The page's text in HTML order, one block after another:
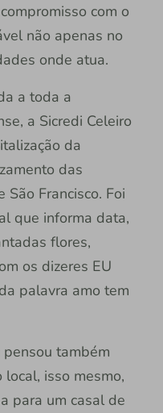
com o
não apenas no
onde atua.
a toda a
a Sicredi Celeiro
da
das
Francisco. Foi
que informa data,
flores,
os dizeres EU
palavra amo tem
também
isso mesmo,
para um casal de